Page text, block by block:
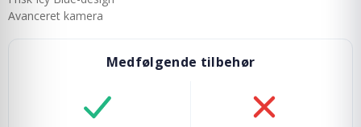
Avanceret kamera
Medfølgende tilbehør